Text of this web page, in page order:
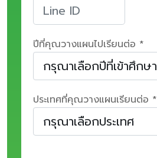
ปีที่คุณวางแผนไปเรียนต่อ *
ประเทศที่คุณวางแผนเรียนต่อ *